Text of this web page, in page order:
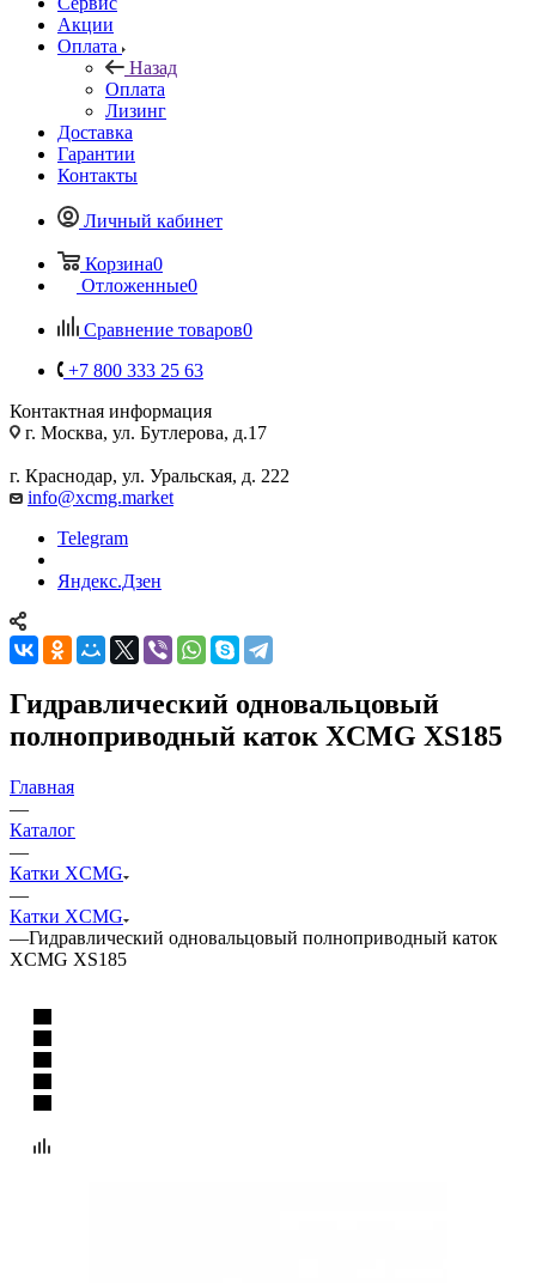
Акции
Оплата
Назад
Оплата
Лизинг
Доставка
Гарантии
Контакты
Личный кабинет
Корзина0
Отложенные0
Сравнение товаров0
+7 800 333 25 63
Контактная информация
г. Москва, ул. Бутлерова, д.17
г. Краснодар, ул. Уральская, д. 222
info@xcmg.market
Telegram
Яндекс.Дзен
Гидравлический одновальцовый
полноприводный каток XCMG XS185
Главная
—
Каталог
—
Катки XCMG
—
Катки XCMG
—Гидравлический одновальцовый полноприводный каток
XCMG XS185